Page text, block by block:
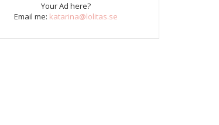
Your Ad here?
Email me: katarina@lolitas.se